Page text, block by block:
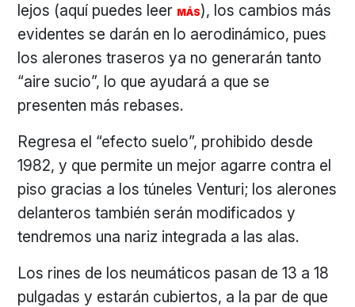
lejos (aquí puedes leer MÁS), los cambios más
evidentes se darán en lo aerodinámico, pues
los alerones traseros ya no generarán tanto
“aire sucio”, lo que ayudará a que se
presenten más rebases.
Regresa el “efecto suelo”, prohibido desde
1982, y que permite un mejor agarre contra el
piso gracias a los túneles Venturi; los alerones
delanteros también serán modificados y
tendremos una nariz integrada a las alas.
Los rines de los neumáticos pasan de 13 a 18
pulgadas y estarán cubiertos, a la par de que